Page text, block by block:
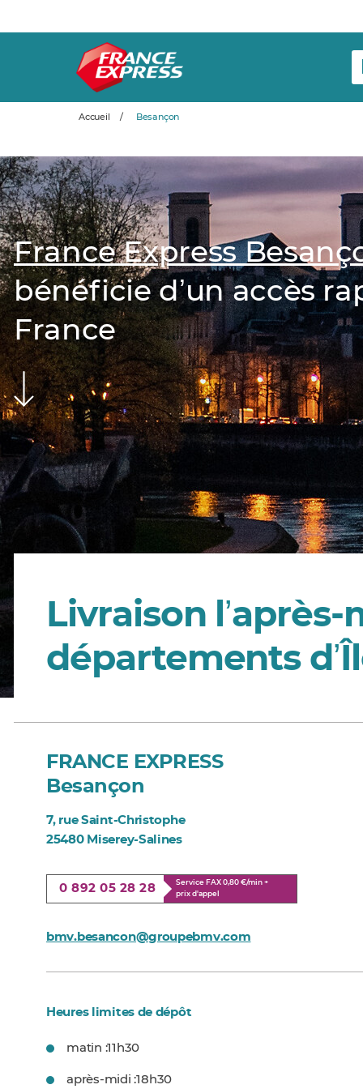
Accueil / Besançon
France Express
bénéficie dʼun accès
France
Livraison
départements
FRANCE EXPRESS
Besançon
7, rue Saint-Christophe
25480 Miserey-Salines
0 892 05 28 28
Service FAX 0,80 €/min +
prix d'appel
bmv.besancon@groupebmv.com
Heures limites de dépôt
matin :11h30
après-midi :18h30